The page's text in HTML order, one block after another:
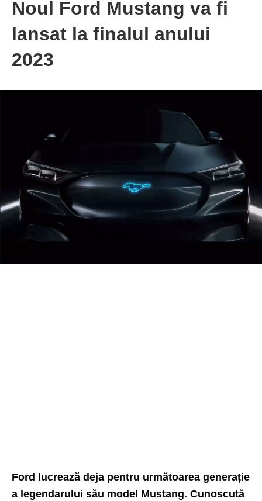
Noul Ford Mustang va fi
lansat la finalul anului
2023
Ford lucrează deja pentru următoarea generație
a legendarului său model Mustang. Cunoscută